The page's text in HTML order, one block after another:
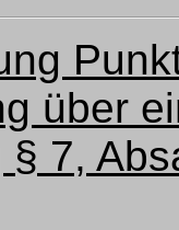
über
7,